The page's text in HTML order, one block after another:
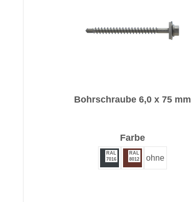
Bohrschraube 6,0 x 75 mm
Farbeauswählen
RAL
7016
RAL
8012
ohne